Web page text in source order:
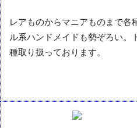
レアものからマニアものまで各
ル系ハンドメイドも勢ぞろい。
種取り扱っております。